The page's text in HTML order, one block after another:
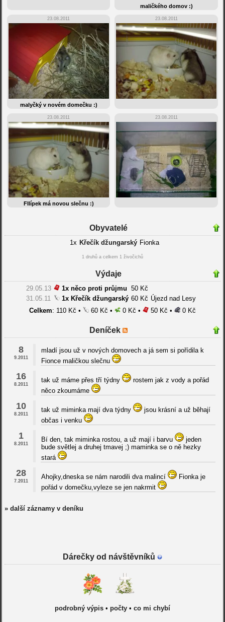
maličkého domov :)
23.08.2011
malyčký v novém domečku :)
23.08.2011
23.08.2011
FIlípek má novou slečnu :)
23.08.2011
Obyvatelé
1x Křečík džungarský Fionka
1 druhů a celkem 1 živočichů
Výdaje
29.05.13 1x něco proti průjmu
50 Kč
31.05.11
1x Křečík džungarský 60 Kč Újezd nad Lesy
Celkem: 110 Kč • 60 Kč • 0 Kč • 50 Kč • 0 Kč
Deníček
8
9.2011
mladí jsou už v nových domovech a já sem si pořídila k
Fionce maličkou slečnu
16
8.2011
tak už máme přes tří týdny
rostem jak z vody a pořád
něco zkoumáme
10
8.2011
tak už miminka mají dva týdny
jsou krásní a už běhají
občas i venku
1
8.2011
Bí den, tak miminka rostou, a už mají i barvu
jeden
bude světlej a druhej tmavej ;) maminka se o ně hezky
stará
28
7.2011
Ahojky,dneska se nám narodili dva malincí
Fionka je
pořád v domečku,vyleze se jen nakrmit
» další záznamy v deníku
Dárečky od návštěvníků
podrobný výpis• počty• co mi chybí